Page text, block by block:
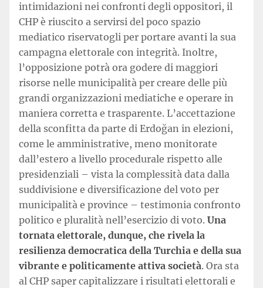
intimidazioni nei confronti degli oppositori, il
CHP è riuscito a servirsi del poco spazio
mediatico riservatogli per portare avanti la sua
campagna elettorale con integrità. Inoltre,
l’opposizione potrà ora godere di maggiori
risorse nelle municipalità per creare delle più
grandi organizzazioni mediatiche e operare in
maniera corretta e trasparente. L’accettazione
della sconfitta da parte di Erdoğan in elezioni,
come le amministrative, meno monitorate
dall’estero a livello procedurale rispetto alle
presidenziali – vista la complessità data dalla
suddivisione e diversificazione del voto per
municipalità e province – testimonia confronto
politico e pluralità nell’esercizio di voto. Una
tornata elettorale, dunque, che rivela la
resilienza democratica della Turchia e della sua
vibrante e politicamente attiva società. Ora sta
al CHP saper capitalizzare i risultati elettorali e